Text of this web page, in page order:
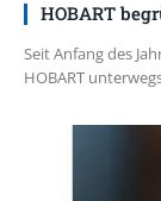
HOBART
Seit Anfang des
HOBART